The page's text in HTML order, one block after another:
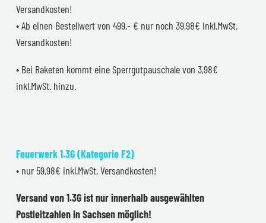
Versandkosten!
• Ab einen Bestellwert von 499,- € nur noch 39,98€ inkl.MwSt.
Versandkosten!
• Bei Raketen kommt eine Sperrgutpauschale von 3,98€
inkl.MwSt. hinzu.
Feuerwerk 1.3G (Kategorie F2)
• nur 59,98€ inkl.MwSt. Versandkosten!
Versand von 1.3G ist nur innerhalb ausgewählten
Postleitzahlen in Sachsen möglich!